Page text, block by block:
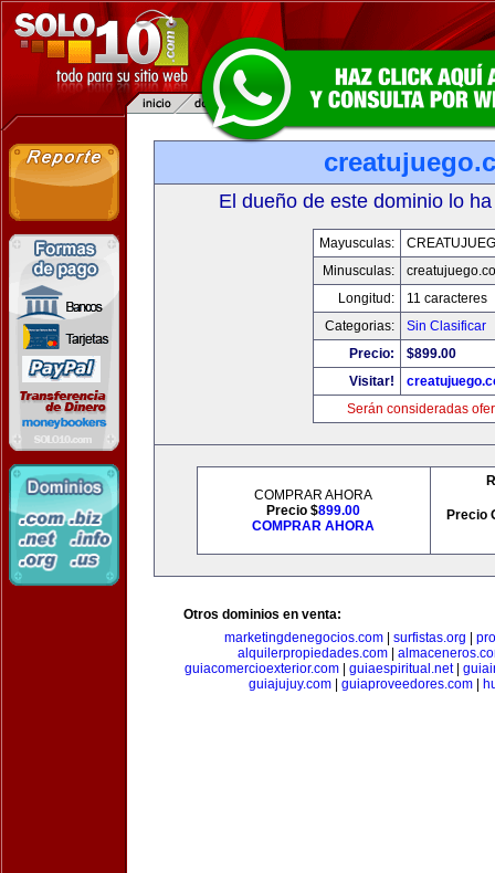
El dueño de este dominio lo
Mayusculas:
Minusculas:
Longitud:
11 caracteres
Categorias:
Sin Clasificar
Precio:
$899.00
Visitar!
Serán consideradas
COMPRAR AHORA
Precio $899.00
COMPRAR AHORA
Precio
Otros dominios en venta:
marketingdenegocios.com| surfistas.org
alquilerpropiedades.com
guiacomercioexterior.com| guiaespiritual.net|
guiajujuy.com| guiaproveedores.com|